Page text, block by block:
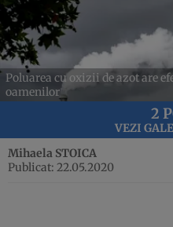
Poluarea cu oxizii de azot are
oamenilor
2
VEZI
Mihaela STOICA
Publicat: 22.05.2020